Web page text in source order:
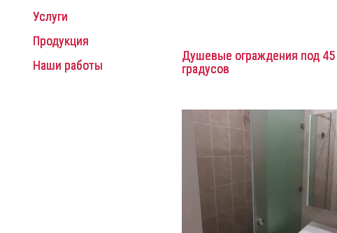
Услуги
Продукция
Наши работы
Душевые ограждения под 45
градусов